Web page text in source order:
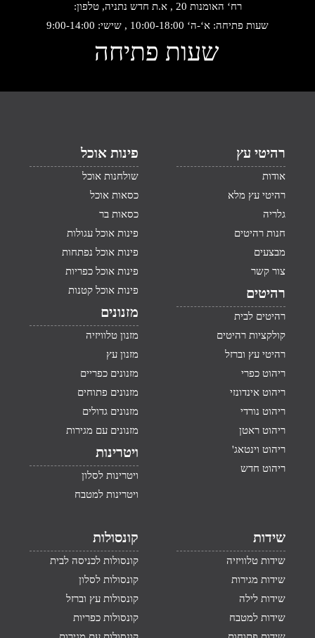
רח‘ האומנות 20 , א.ת חדש נתניה, טלפון:
שעות פתיחה: א‘-ה‘ 10:00-18:00 , שישי: 9:00-14:00
שעות פתיחה
רהיטי עץ
אודות
רהיטי עץ מלא
גלריה
חנות רהיטים
מבצעים
צור קשר
רהיטים
רהיטים לבית
קולקציות רהיטים
רהיטי עץ וברזל
ריהוט כפרי
ריהוט אינדונזי
ריהוט נורדי
ריהוט ראטן
ריהוט וינטאג'
ריהוט חדש
פינות אוכל
שולחנות אוכל
כסאות אוכל
כסאות בר
פינות אוכל עגולות
פינות אוכל נפתחות
פינות אוכל כפריות
פינות אוכל קטנות
מזנונים
מזנון טלוויזיה
מזנון עץ
מזנונים כפריים
מזנונים פתוחים
מזנונים גדולים
מזנונים עם מגירות
ויטרינות
ויטרינות לסלון
ויטרינות למטבח
שידות
שידות טלוויזיה
שידות מגירות
שידות לילה
שידות למטבח
קונסולות
קונסולות לכניסה לבית
קונסולות לסלון
קונסולות עץ וברזל
קונסולות כפריות